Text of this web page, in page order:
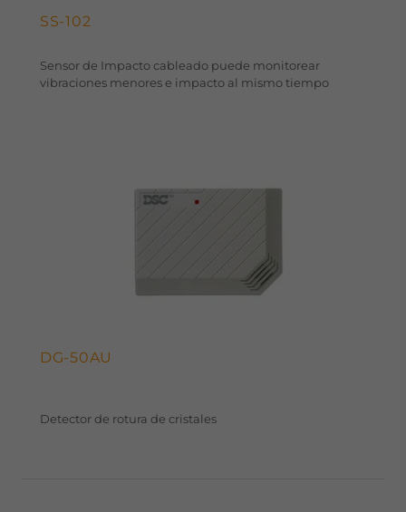
SS-102
Sensor de Impacto cableado puede monitorear
vibraciones menores e impacto al mismo tiempo
DG-50AU
Detector de rotura de cristales